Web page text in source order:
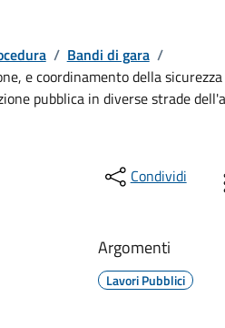
/ Bandi di gara /
e coordinamento della
pubblica in diverse strade
Condividi
Argomenti
Lavori Pubblici